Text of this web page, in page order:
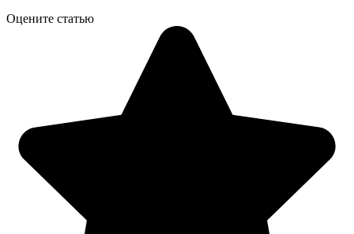
Оцените статью